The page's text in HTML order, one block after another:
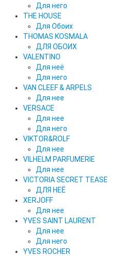
Для него
THE HOUSE
Для Обоих
THOMAS KOSMALA
ДЛЯ ОБОИХ
VALENTINO
Для неё
Для него
VAN CLEEF & ARPELS
Для нее
VERSACE
Для нее
Для него
VIKTOR&ROLF
Для нее
VILHELM PARFUMERIE
Для нее
VICTORIA SECRET TEASE
ДЛЯ НЕЁ
XERJOFF
Для нее
YVES SAINT LAURENT
Для нее
Для него
YVES ROCHER